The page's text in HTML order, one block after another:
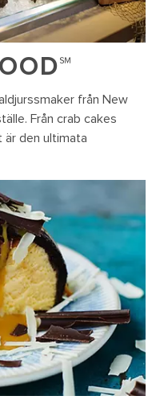
från New
Från crab cakes
den ultimata